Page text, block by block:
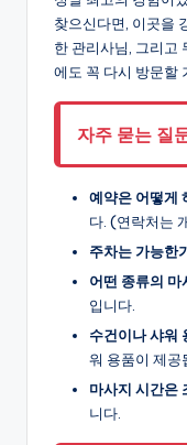
찾으신다면, 이곳을
한 관리사님, 그리고
에도 꼭 다시 방문할
자주 묻는 질
예약은 어떻게
다. (연락처는
주차는 가능한
어떤 종류의
입니다.
수건이나 샤워
워 용품이 제공
마사지 시간은
니다.